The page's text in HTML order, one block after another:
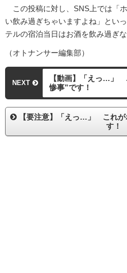
この投稿に対し、SNS上では「
い飲み過ぎちゃいますよね」とい
テルの宿泊当日はお酒を飲み過ぎ
（オトナンサー編集部）
NEXT
【動画】「えっ…」
惨事”です！
【要注意】「えっ…」 これが
す！